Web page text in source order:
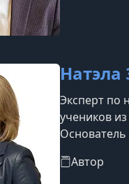
Натэла
Эксперт по
учеников
Автор